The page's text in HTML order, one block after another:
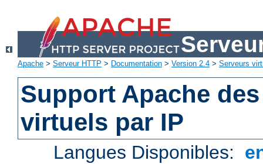
Apache > Serveur HTTP > Documentation > Version 2.4 > Serveurs
Support Apache
virtuels par IP
Langues Disponibles: